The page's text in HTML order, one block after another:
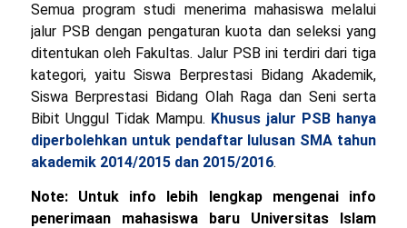
Semua program studi menerima mahasiswa melalui
jalur PSB dengan pengaturan kuota dan seleksi yang
ditentukan oleh Fakultas. Jalur PSB ini terdiri dari tiga
kategori, yaitu Siswa Berprestasi Bidang Akademik,
Siswa Berprestasi Bidang Olah Raga dan Seni serta
Bibit Unggul Tidak Mampu. Khusus jalur PSB hanya
diperbolehkan untuk pendaftar lulusan SMA tahun
akademik 2014/2015 dan 2015/2016.
Note: Untuk info lebih lengkap mengenai info
penerimaan mahasiswa baru Universitas Islam